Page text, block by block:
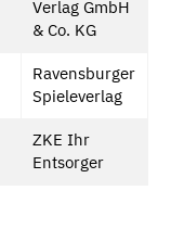
Verlag GmbH
& Co. KG
Ravensburger
Spieleverlag
ZKE Ihr
Entsorger